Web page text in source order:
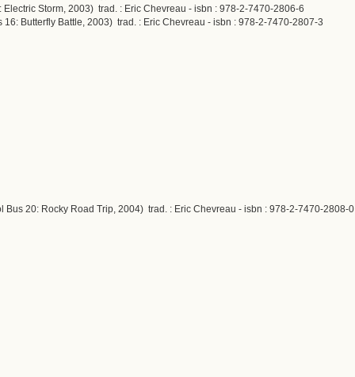
Storm, 2003) trad. : Eric Chevreau - isbn : 978-2-7470-2806-6
Butterfly Battle, 2003) trad. : Eric Chevreau - isbn : 978-2-7470-2807-3
20: Rocky Road Trip, 2004) trad. : Eric Chevreau - isbn : 978-2-7470-2808-0